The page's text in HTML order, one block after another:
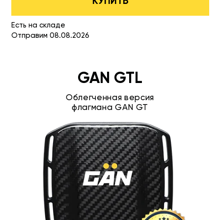
Есть на складе
Отправим 08.08.2026
GAN GTL
Облегченная версия
флагмана GAN GT